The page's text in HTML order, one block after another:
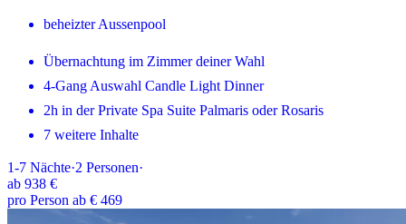
beheizter Aussenpool
Übernachtung im Zimmer deiner Wahl
4-Gang Auswahl Candle Light Dinner
2h in der Private Spa Suite Palmaris oder Rosaris
7 weitere Inhalte
1-7 Nächte·2 Personen·
ab 938 €
pro Person ab € 469